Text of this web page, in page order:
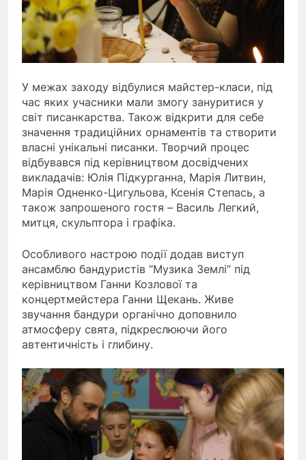
У межах заходу відбулися майстер-класи, під
час яких учасники мали змогу зануритися у
світ писанкарства. Також відкрити для себе
значення традиційних орнаментів та створити
власні унікальні писанки. Творчий процес
відбувався під керівництвом досвідчених
викладачів: Юлія Підкурганна, Марія Литвин,
Марія Одненко-Цигульова, Ксенія Степась, а
також запрошеного гостя – Василь Легкий,
митця, скульптора і графіка.
Особливого настрою події додав виступ
ансамблю бандуристів “Музика Землі” під
керівництвом Ганни Козлової та
концертмейстера Ганни Щекань. Живе
звучання бандури органічно доповнило
атмосферу свята, підкреслюючи його
автентичність і глибину.